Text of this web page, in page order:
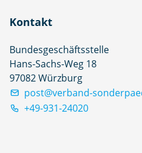
Kontakt
Bundesgeschäftsstelle
Hans-Sachs-Weg 18
97082 Würzburg
post@verband-
+49-931-24020